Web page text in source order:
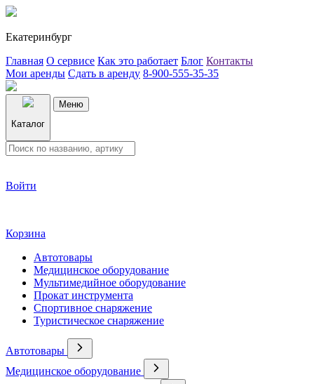
Екатеринбург
Главная О сервисе Как это работает Блог Контакты
Мои аренды Сдать в аренду 8-900-555-35-35
Каталог
Меню
Войти
Корзина
Автотовары
Медицинское оборудование
Мультимедийное оборудование
Прокат инструмента
Спортивное снаряжение
Туристическое снаряжение
Автотовары
Медицинское оборудование